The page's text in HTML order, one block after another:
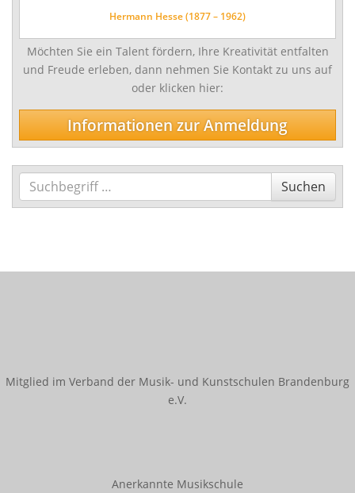
Innerschulischer Akkordeonwettbewerb
Innerschulischer Gitarrenwettbewerb
Innerschulischer Klavierwettbewerb
Termine
Galerie
Hermann Hesse (1877 – 1962)
Möchten Sie ein Talent fördern, Ihre Kreativität entfalten
und Freude erleben, dann nehmen Sie Kontakt zu uns auf
oder klicken hier:
Informationen zur Anmeldung
Suchen
Suchen
Mitglied im Verband der Musik- und Kunstschulen Brandenburg
e.V.
Anerkannte Musikschule